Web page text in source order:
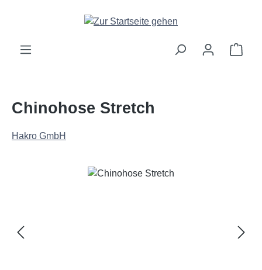
Zum Hauptinhalt springen
Chinohose Stretch
Hakro GmbH
Bildergalerie überspringen